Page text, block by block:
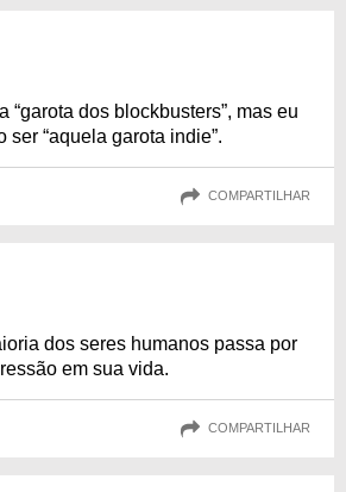
“garota dos blockbusters”, mas eu
ser “aquela garota indie”.
COMPARTILHAR
dos seres humanos passa por
em sua vida.
COMPARTILHAR